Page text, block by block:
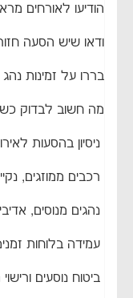
הודיעו לאורחים
ודאו שיש הסעה
בררו על זמינות
מה חשוב לבדוק
ניסיון בהסעות
רכבים ממוזגים,
נהגים מנוסים,
עמידה בלוחות
ביטוח נוסעים